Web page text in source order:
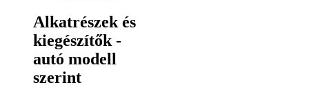
Alkatrészek és
kiegészítők -
autó modell
szerint